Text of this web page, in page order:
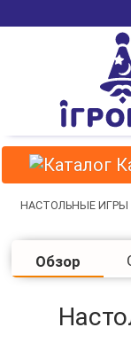
НАСТОЛЬНЫЕ ИГРЫ
Обзор